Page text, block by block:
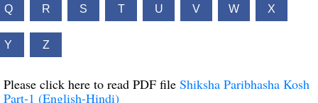
Q R S T U V W X
Y Z
Please click here to read PDF file Shiksha Paribhasha Kosh
Part-1 (English-Hindi)